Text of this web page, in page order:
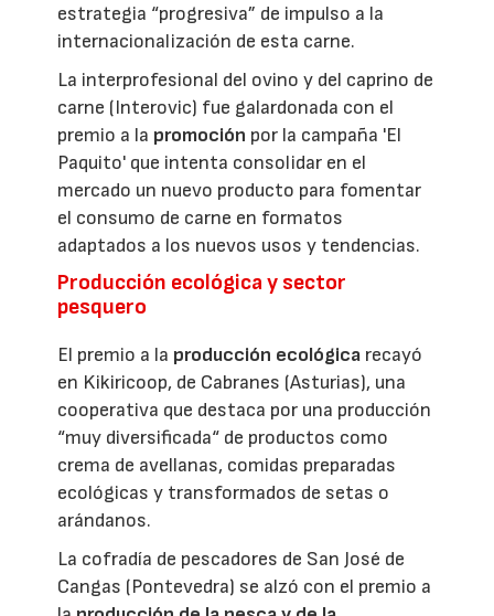
estrategia “progresiva” de impulso a la
internacionalización de esta carne.
La interprofesional del ovino y del caprino de
carne (Interovic) fue galardonada con el
premio a la promoción por la campaña 'El
Paquito' que intenta consolidar en el
mercado un nuevo producto para fomentar
el consumo de carne en formatos
adaptados a los nuevos usos y tendencias.
Producción ecológica y sector
pesquero
El premio a la producción ecológica recayó
en Kikiricoop, de Cabranes (Asturias), una
cooperativa que destaca por una producción
“muy diversificada“ de productos como
crema de avellanas, comidas preparadas
ecológicas y transformados de setas o
arándanos.
La cofradía de pescadores de San José de
Cangas (Pontevedra) se alzó con el premio a